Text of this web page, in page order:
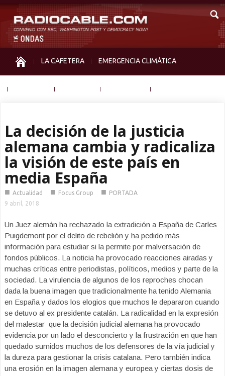
LA CAFETERA EMERGENCIA CLIMÁTICA
La decisión de la justicia
alemana cambia y radicaliza
la visión de este país en
media España
■ Actualidad ■ Focus Group ■ PORTADA
9 abril, 2018
Un Juez alemán ha rechazado la extradición a España de Carles
Puigdemont por el delito de rebelión y ha pedido más
información para estudiar si la permite por malversación de
fondos públicos. La noticia ha provocado reacciones airadas y
muchas críticas entre periodistas, políticos, medios y parte de la
sociedad. La virulencia de algunos de los reproches chocan
dada la buena imagen que tradicionalmente ha tenido Alemania
en España y dados los elogios que muchos le depararon cuando
se detuvo al ex presidente catalán. La radicalidad en la expresión
del malestar que la decisión judicial alemana ha provocado
evidencia por un lado el desconcierto y la frustración en que han
quedado sumidos muchos de los defensores de la vía judicial y
la dureza para gestionar la crisis catalana. Pero también indica
una erosión en la imagen alemana y europea y ciertas dosis de